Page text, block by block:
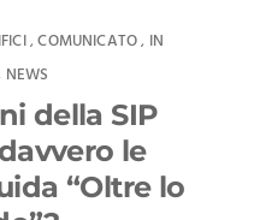
,COMUNICATO, IN
NEWS
della SIP
le
“Oltre lo